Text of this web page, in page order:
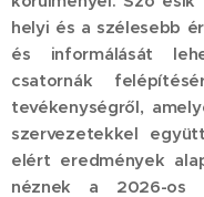
helyi és a szélesebb
és informálását
csatornák
tevékenységről,
szervezetekkel
elért eredmények
néznek a 2026-